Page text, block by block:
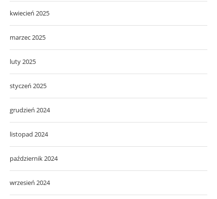
kwiecień 2025
marzec 2025
luty 2025
styczeń 2025
grudzień 2024
listopad 2024
październik 2024
wrzesień 2024